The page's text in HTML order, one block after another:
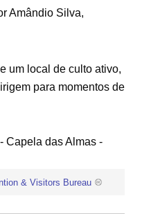
Amândio Silva,
um local de culto ativo,
para momentos de
& Visitors Bureau